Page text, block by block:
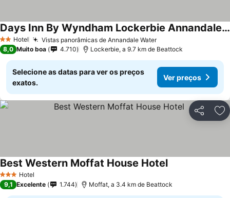
2 Estrelas
Hotel Vistas panorâmicas de Annandale Water
Days Inn By Wyndham Lockerbie Annandale Water
8,0 Muito boa 4.710 Lockerbie, a 9.7 km de Beattock
Selecione as datas para ver os preços
exatos.
Ver preços
Partilhar
3 EstrelasHotel
Best Western Moffat House Hotel
9,1 Excelente 1.744 Moffat, a 3.4 km de Beattock